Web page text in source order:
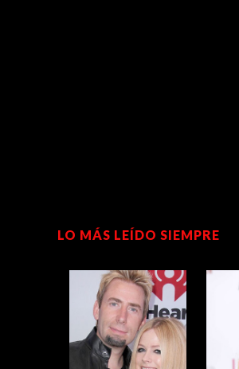
LO MÁS LEÍDO SIEMPRE